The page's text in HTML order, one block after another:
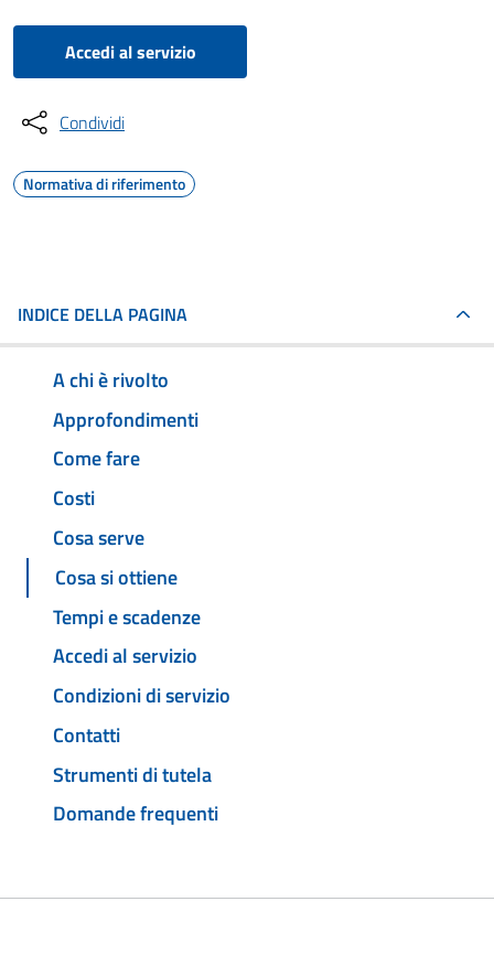
Accedi al servizio
Condividi
Normativa di riferimento
INDICE DELLA PAGINA
A chi è rivolto
Approfondimenti
Come fare
Costi
Cosa serve
Cosa si ottiene
Tempi e scadenze
Accedi al servizio
Condizioni di servizio
Contatti
Strumenti di tutela
Domande frequenti